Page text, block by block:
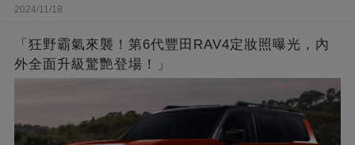
2024/11/18
「狂野霸氣來襲！第6代豐田RAV4定妝照曝光，內
外全面升級驚艷登場！」